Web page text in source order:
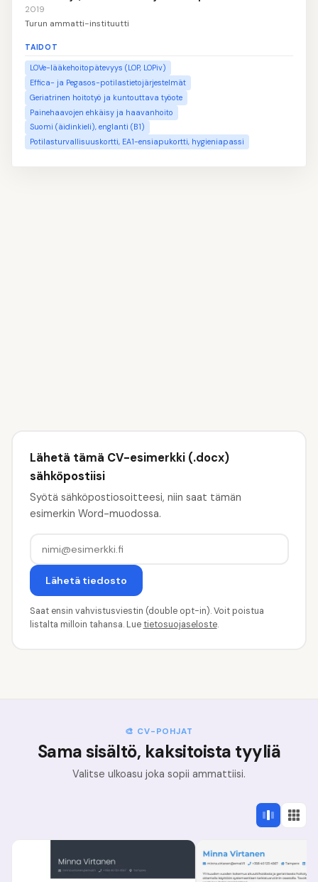
2019
Turun ammatti-instituutti
TAIDOT
LOVe-lääkehoitopätevyys (LOP, LOPiv)
Effica- ja Pegasos-potilastietojärjestelmät
Geriatrinen hoitotyö ja kuntouttava työote
Painehaavojen ehkäisy ja haavanhoito
Suomi (äidinkieli), englanti (B1)
Potilasturvallisuuskortti, EA1-ensiapukortti, hygieniapassi
Lähetä tämä CV-esimerkki (.docx)
sähköpostiisi
Syötä sähköpostiosoitteesi, niin saat tämän
esimerkin Word-muodossa.
Lähetä tiedosto
Saat ensin vahvistusviestin (double opt-in). Voit poistua
listalta milloin tahansa. Luetietosuojaseloste.
🎨 CV-POHJAT
Sama sisältö, kaksitoista tyyliä
Valitse ulkoasu joka sopii ammattiisi.